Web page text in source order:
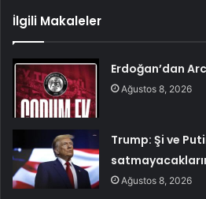
İlgili Makaleler
Erdoğan’dan
Ağustos 8, 2026
Trump: Şi ve
Ağustos 8, 2026